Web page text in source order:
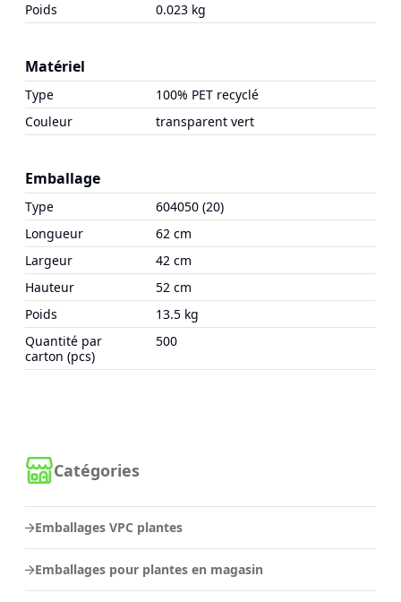
Catégories
Emballages VPC plantes
Emballages pour plantes en magasin
Poids 0.023 kg
Matériel
Type
100% PET recyclé
Couleur
transparent vert
Emballage
Type
604050 (20)
Longueur
62 cm
Largeur
42 cm
Hauteur
52 cm
Poids
13.5 kg
Quantité par
carton (pcs)
500